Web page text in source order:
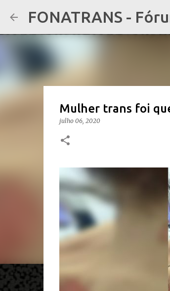
FONATRANS -
Mulher trans foi
julho 06, 2020